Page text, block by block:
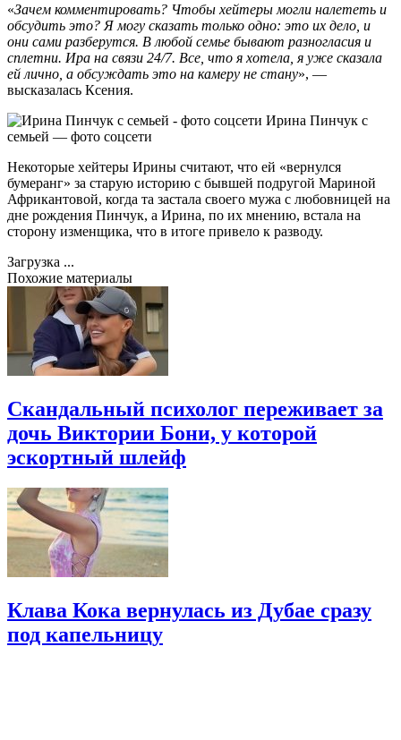
«Зачем комментировать? Чтобы хейтеры могли налететь и
обсудить это? Я могу сказать только одно: это их дело, и
они сами разберутся. В любой семье бывают разногласия и
сплетни. Ира на связи 24/7. Все, что я хотела, я уже сказала
ей лично, а обсуждать это на камеру не стану», —
высказалась Ксения.
Ирина Пинчук с
семьей — фото соцсети
Некоторые хейтеры Ирины считают, что ей «вернулся
бумеранг» за старую историю с бывшей подругой Мариной
Африкантовой, когда та застала своего мужа с любовницей на
дне рождения Пинчук, а Ирина, по их мнению, встала на
сторону изменщика, что в итоге привело к разводу.
Загрузка ...
Похожие материалы
Скандальный психолог переживает за
дочь Виктории Бони, у которой
эскортный шлейф
Клава Кока вернулась из Дубае сразу
под капельницу